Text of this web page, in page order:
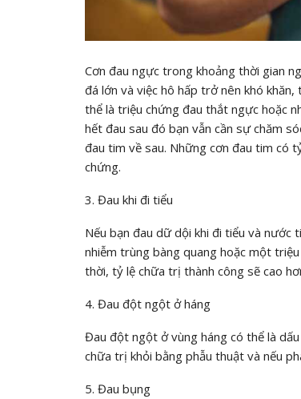
Cơn đau ngực trong khoảng thời gian
đá lớn và việc hô hấp trở nên khó
thể là triệu chứng đau thắt ngực hoặc
hết đau sau đó bạn vẫn cần sự chăm
đau tim về sau. Những cơn đau tim có
chứng.
3. Đau khi đi tiểu
Nếu bạn đau dữ dội khi đi tiểu và nước
nhiễm trùng bàng quang hoặc một
thời, tỷ lệ chữa trị thành công sẽ cao
4. Đau đột ngột ở háng
Đau đột ngột ở vùng háng có thể là
chữa trị khỏi bằng phẫu thuật và nếu
5. Đau bụng